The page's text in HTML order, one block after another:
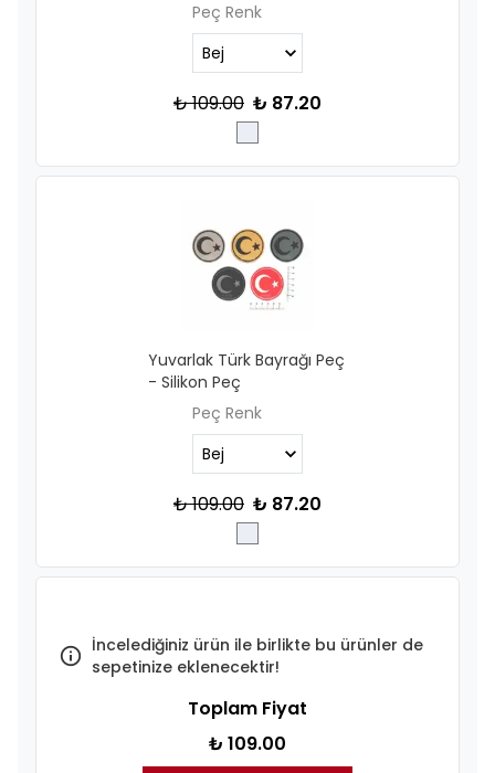
Peç Renk
₺ 109.00 ₺ 87.20
Yuvarlak Türk Bayrağı Peç
- Silikon Peç
Peç Renk
₺ 109.00 ₺ 87.20
İncelediğiniz ürün ile birlikte bu ürünler de
sepetinize eklenecektir!
Toplam Fiyat
₺ 109.00